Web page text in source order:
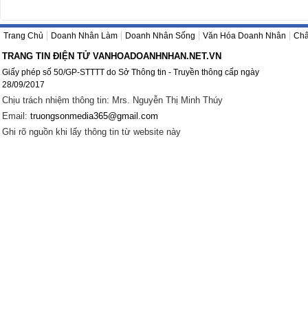
Trang Chủ Doanh Nhân Làm Doanh Nhân Sống Văn Hóa Doanh Nhân
TRANG TIN ĐIỆN TỬ VANHOADOANHNHAN.NET.VN
Giấy phép số 50/GP-STTTT do Sở Thông tin - Truyền thông cấp ngày
28/09/2017
Chịu trách nhiệm thông tin: Mrs. Nguyễn Thị Minh Thúy
Email: truongsonmedia365@gmail.com
Ghi rõ nguồn khi lấy thông tin từ website này